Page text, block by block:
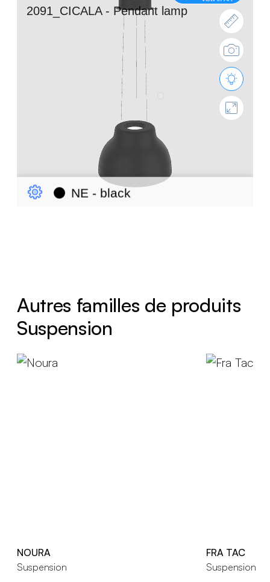
Autres familles de produits
Suspension
NOURA
Suspension
FRA TAC
Suspension